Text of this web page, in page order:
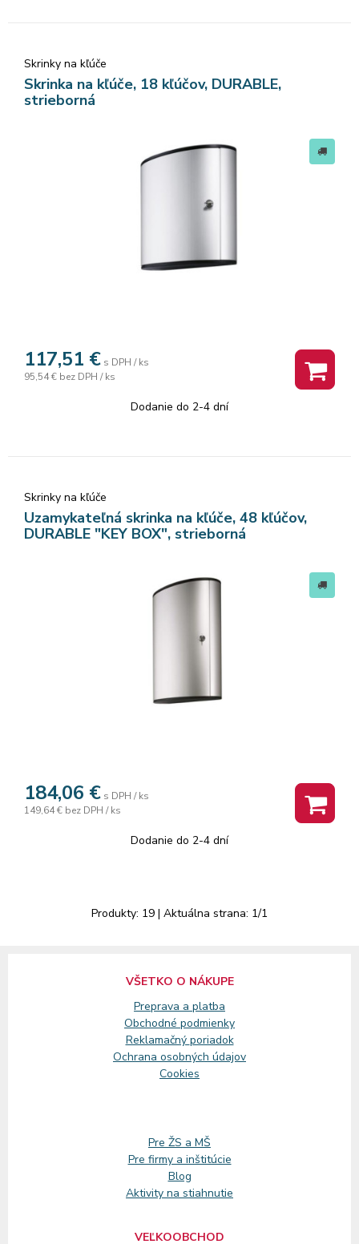
Skrinky na kľúče
Skrinka na kľúče, 18 kľúčov, DURABLE,
strieborná
117,51 € s DPH / ks
95,54 € bez DPH / ks
Dodanie do 2-4 dní
Skrinky na kľúče
Uzamykateľná skrinka na kľúče, 48 kľúčov,
DURABLE "KEY BOX", strieborná
184,06 € s DPH / ks
149,64 € bez DPH / ks
Dodanie do 2-4 dní
Produkty: 19 | Aktuálna strana: 1/1
VŠETKO O NÁKUPE
Preprava a platba
Obchodné podmienky
Reklamačný poriadok
Ochrana osobných údajov
Cookies
Pre ŽS a MŠ
Pre firmy a inštitúcie
Blog
Aktivity na stiahnutie
VEĽKOOBCHOD